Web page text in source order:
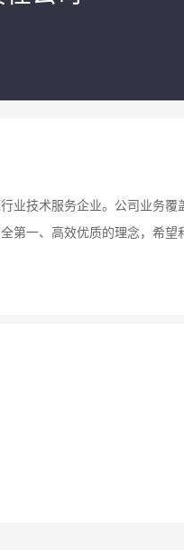
业技术服务企业。公司业务覆
第一、高效优质的理念，希望